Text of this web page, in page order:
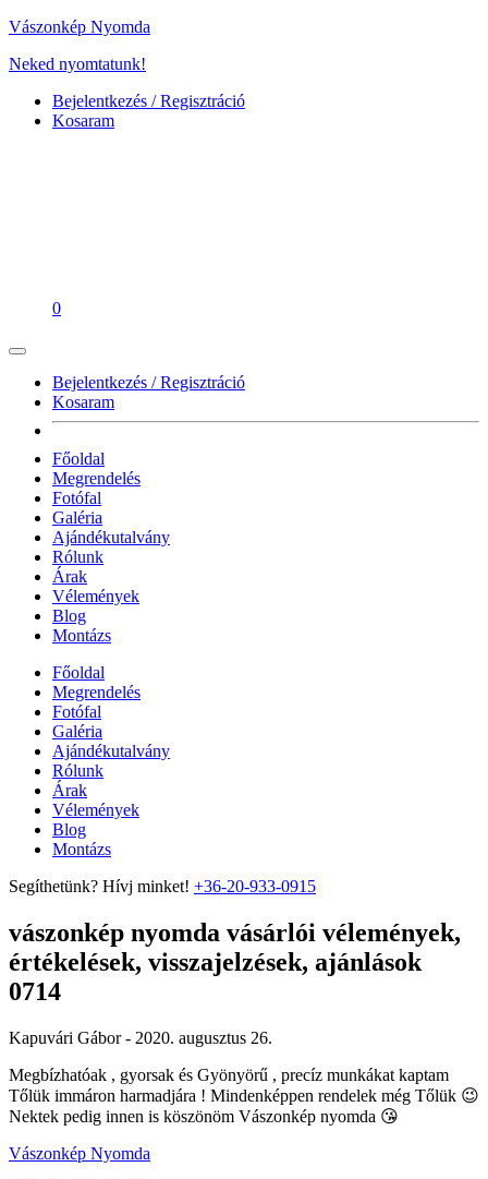
Vászonkép Nyomda
Neked nyomtatunk!
Bejelentkezés / Regisztráció
Kosaram
0
Bejelentkezés / Regisztráció
Kosaram
Főoldal
Megrendelés
Fotófal
Galéria
Ajándékutalvány
Rólunk
Árak
Vélemények
Blog
Montázs
Főoldal
Megrendelés
Fotófal
Galéria
Ajándékutalvány
Rólunk
Árak
Vélemények
Blog
Montázs
Segíthetünk? Hívj minket! +36-20-933-0915
vászonkép nyomda vásárlói vélemények,
értékelések, visszajelzések, ajánlások
0714
Kapuvári Gábor - 2020. augusztus 26.
Megbízhatóak , gyorsak és Gyönyörű , precíz munkákat kaptam
Tőlük immáron harmadjára ! Mindenképpen rendelek még Tőlük 😉
Nektek pedig innen is köszönöm Vászonkép nyomda 😘
Vászonkép Nyomda